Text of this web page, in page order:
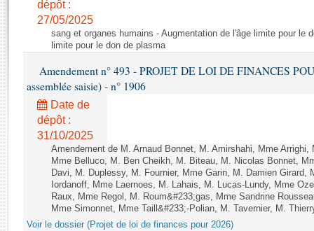
Amendements
Textes adoptés
Rapports législatifs
Rapports sur l'application des lois
Baromètre de l’application des lois
Dossiers législatifs
Budget et sécurité sociale
Questions écrites et orales
Comptes rendus des débats
Juniors
Anciennes législatures
Photos libres de droit
dépôt :
27/05/2025
sang et organes humains - Augmentation de l'âge limite pour le
limite pour le don de plasma
Amendement n° 493 - PROJET DE LOI DE FINANCES
assemblée saisie) - n° 1906
Date de
dépôt :
31/10/2025
Amendement de M. Arnaud Bonnet, M. Amirshahi, Mme
Mme Belluco, M. Ben Cheikh, M. Biteau, M. Nicolas Bonnet,
Davi, M. Duplessy, M. Fournier, Mme Garin, M. Damien Girard,
Iordanoff, Mme Laernoes, M. Lahais, M. Lucas-Lundy, Mme
Raux, Mme Regol, M. Roum&#233;gas, Mme Sandrine
Mme Simonnet, Mme Taill&#233;-Polian, M. Tavernier, M.
Voir le dossier (Projet de loi de finances pour 2026)